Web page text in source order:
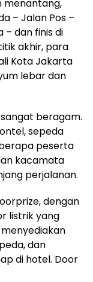
menantang,
– Jalan Pos –
– dan finis di
akhir, para
Kota Jakarta
lebar dan
beragam.
sepeda
peserta
kacamata
perjalanan.
dengan
listrik yang
dan
di hotel. Door